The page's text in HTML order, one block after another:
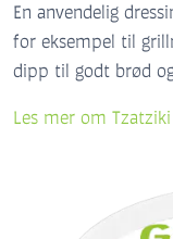
En anvendelig
for eksempel til
dipp til godt brød
Les mer om